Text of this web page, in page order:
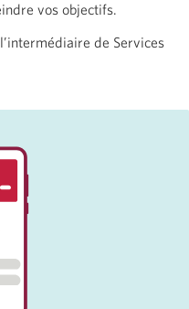
vos objectifs.
de Services